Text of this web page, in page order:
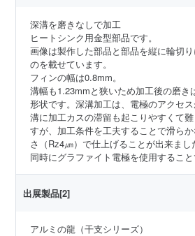
深溝を磨きなしで加工
ヒートシンク用金型部品です。
画像は製作した部品と部品を縦に輪切
のを載せています。
フィンの幅は0.8mm。
溝幅も1.23mmと狭いため加工後の磨き
形状です。深溝加工は、電極のアクセス
溝に加工カスの滞留も起こりやすくて
すが、加工条件を工夫することで滑ら
さ（Rz4㎛）で仕上げることが出来まし
同時にグラファイト電極を使用するこ
出展製品[2]
アルミの龍（干支シリーズ）